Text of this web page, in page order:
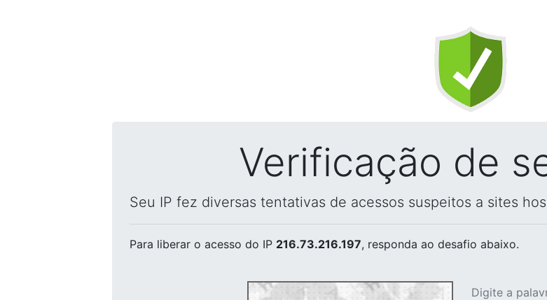
Verificação de
Seu IP fez diversas tentativas de acessos suspeitos a sites
Para liberar o acesso do IP 216.73.216.197, responda ao desafio abaixo.
Digite a